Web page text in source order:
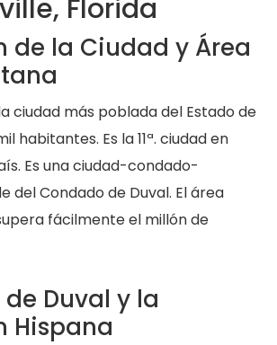
Florida
de la Ciudad y Área
ciudad más poblada del Estado de
habitantes. Es la 11ª. ciudad en
Es una ciudad-condado-
del Condado de Duval. El área
fácilmente el millón de
Duval y la
Hispana